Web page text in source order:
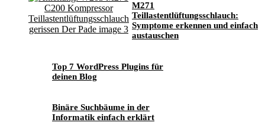
M271
Teillastentlüftungsschlauch:
Symptome erkennen und einfach
austauschen
Top 7 WordPress Plugins für
deinen Blog
Binäre Suchbäume in der
Informatik einfach erklärt